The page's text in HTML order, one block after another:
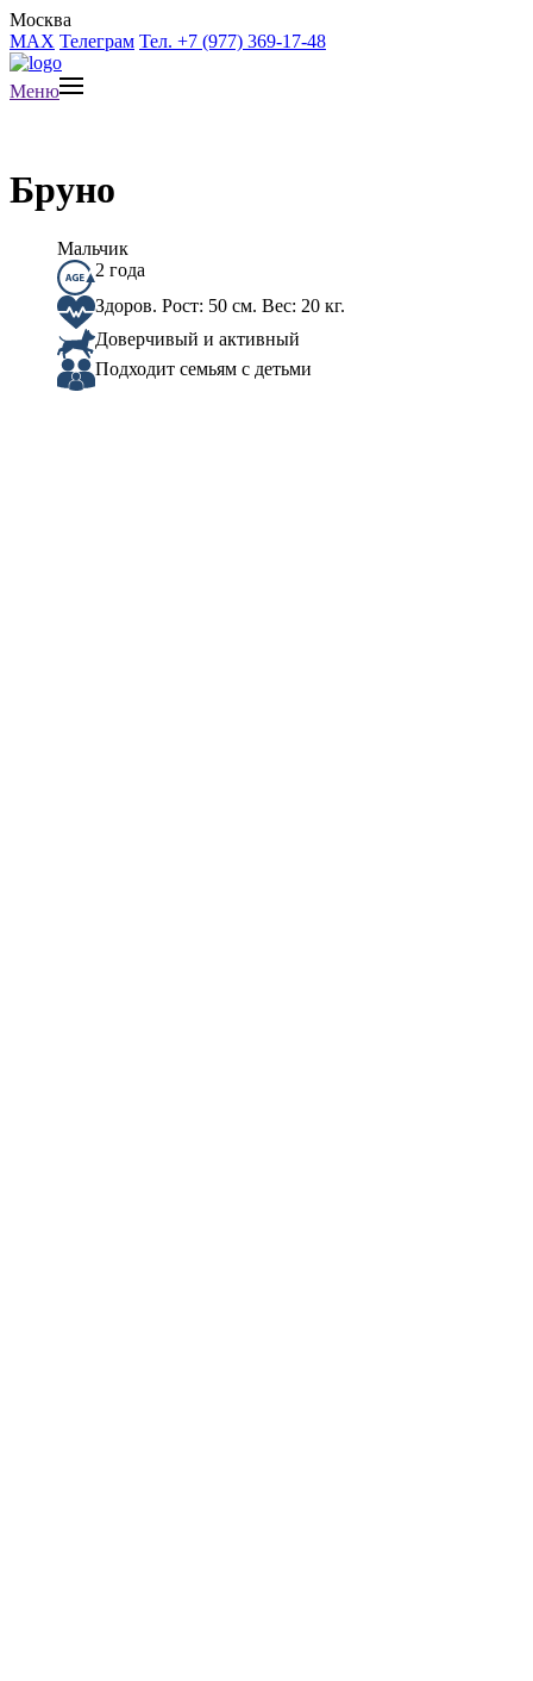
Москва
MAX Телеграм Тел. +7 (977) 369-17-48
Меню
Бруно
Мальчик
2 года
Здоров. Рост: 50 см. Вес: 20 кг.
Доверчивый и активный
Подходит семьям с детьми